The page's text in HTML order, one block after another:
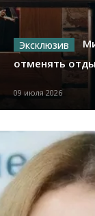
отменять
09 июля 2026